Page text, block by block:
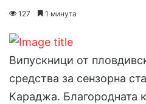
w
o
n
n
e
m
127 1 минута
Випускници от
средства за сензорна
Караджа. Благородната